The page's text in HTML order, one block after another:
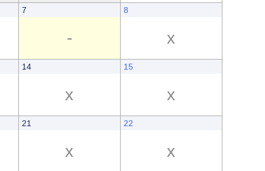
7
-
8
x
14
x
15
x
21
x
22
x